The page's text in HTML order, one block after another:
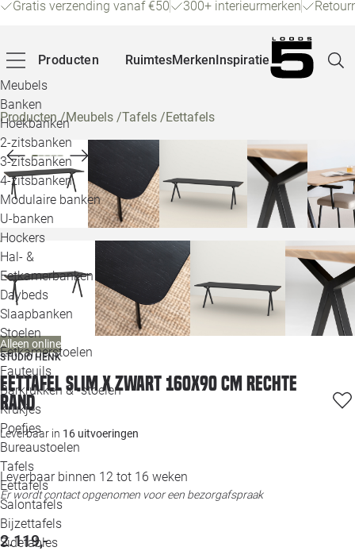
Gratis verzending vanaf €50 300+ interieurmerken
Producten
Meubels
Banken
Hoekbanken
2-zitsbanken
3-zitsbanken
4-zitsbanken
Modulaire banken
U-banken
Hockers
Hal- &
Eetkamerbanken
Daybeds
Slaapbanken
Stoelen
Eetkamerstoelen
Fauteuils
Barkrukken & -stoelen
Krukjes
Poefjes
Bureaustoelen
Tafels
Eettafels
Salontafels
Bijzettafels
Sidetables
RuimtesMerkenInspiratie
Producten/Meubels /Tafels /Eettafels
Alleen online
STUDIO HENK
Eettafel Slim X zwart 160x90 cm rechte
rand
Leverbaar in 16 uitvoeringen
Leverbaar binnen 12 tot 16 weken
Er wordt contact opgenomen voor een bezorgafspraak
2.119,-